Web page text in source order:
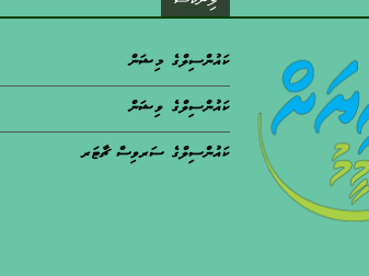
ކައުންސިލްގެ މިޝަން
ކައުންސިލްގެ ވިޝަން
ކައުންސިލްގެ ސަރވިސް ޗާޓަރ